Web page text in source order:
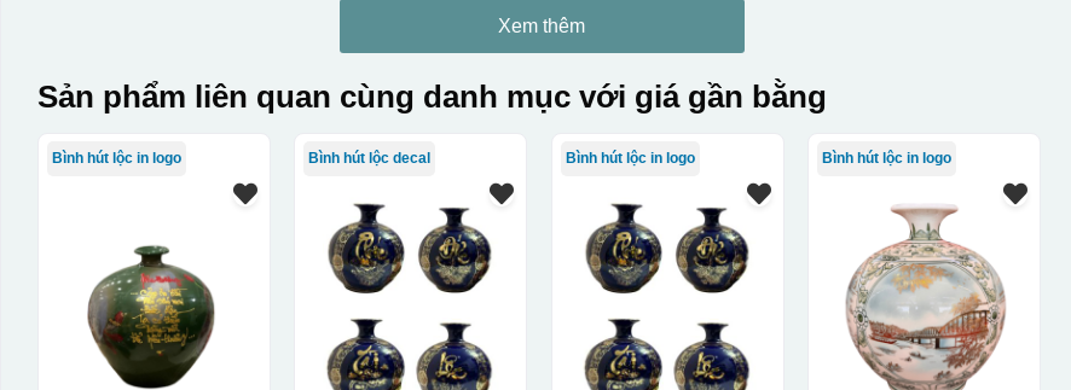
Xem thêm
Sản phẩm liên quan cùng danh mục với giá gần bằng
Bình hút lộc in logo Bình hút lộc decal Bình hút lộc in logo Bình hút lộc in logo